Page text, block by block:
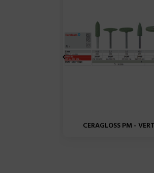
CERAGLOSS PM -
